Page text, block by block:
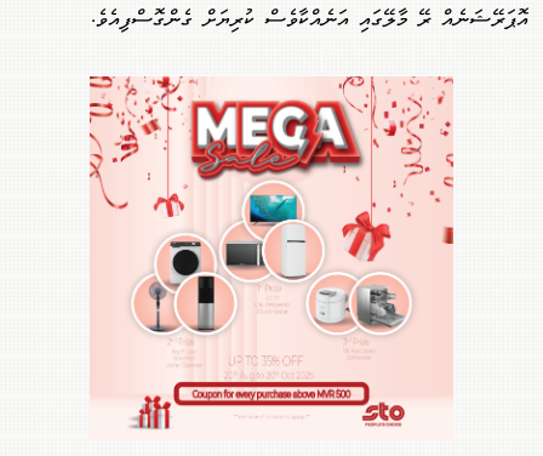
އޮޕަރޭޝަނެއް ރޭ މާލޭގައި އަނެއްކާވެސް ކުރިޔަށް ގެންގޮސްފިއެވެ.